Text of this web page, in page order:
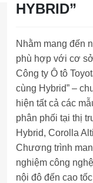
HYBRID”
Nhằm mang đến
phù hợp với cơ
Công ty Ô tô
cùng Hybrid” –
hiện tất cả các
phân phối tại thị
Hybrid, Corolla
Chương trình
nghiệm công
nội đô đến cao